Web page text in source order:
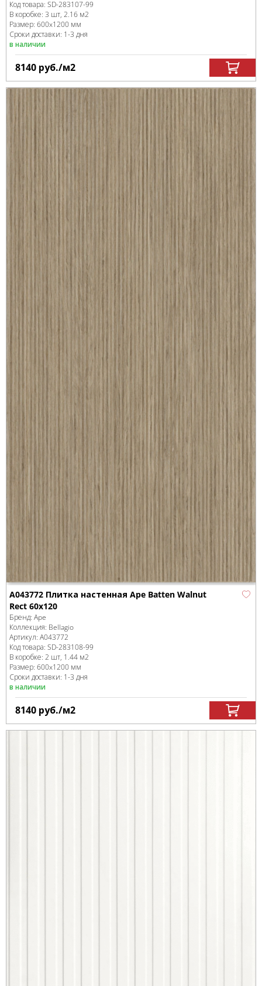
Код товара: SD-283107-99
В коробке: 3 шт, 2.16 м2
Размер: 600x1200 мм
Сроки доставки: 1-3 дня
в наличии
8140 руб./м2
A043772 Плитка настенная Ape Batten Walnut
Rect 60x120
Бренд: Ape
Коллекция: Bellagio
Артикул: A043772
Код товара: SD-283108-99
В коробке: 2 шт, 1.44 м2
Размер: 600x1200 мм
Сроки доставки: 1-3 дня
в наличии
8140 руб./м2